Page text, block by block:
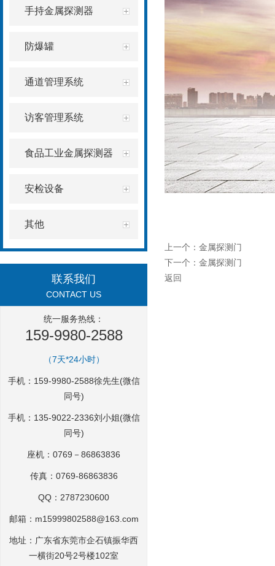
手持金属探测器
防爆罐
通道管理系统
访客管理系统
食品工业金属探测器
安检设备
其他
联系我们
CONTACT US
统一服务热线：
159-9980-2588
（7天*24小时）
手机：159-9980-2588徐先生(微信
同号)
手机：135-9022-2336刘小姐(微信
同号)
座机：0769－86863836
传真：0769-86863836
QQ：2787230600
邮箱： m15999802588@163.com
地址：广东省东莞市企石镇振华西
一横街20号2号楼102室
上一个： 金属探测门
下一个： 金属探测门
返回